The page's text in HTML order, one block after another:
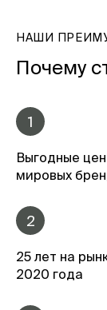
НАШИ
Почему
1
Выгодные
мировых
2
25 лет на
2020 года